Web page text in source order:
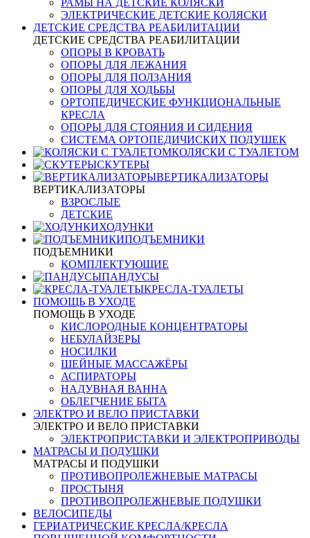
РАМЫ НА ДЕТСКИЕ КОЛЯСКИ
ЭЛЕКТРИЧЕСКИЕ ДЕТСКИЕ КОЛЯСКИ
ДЕТСКИЕ СРЕДСТВА РЕАБИЛИТАЦИИ
ДЕТСКИЕ СРЕДСТВА РЕАБИЛИТАЦИИ
ОПОРЫ В КРОВАТЬ
ОПОРЫ ДЛЯ ЛЕЖАНИЯ
ОПОРЫ ДЛЯ ПОЛЗАНИЯ
ОПОРЫ ДЛЯ ХОДЬБЫ
ОРТОПЕДИЧЕСКИЕ ФУНКЦИОНАЛЬНЫЕ
КРЕСЛА
ОПОРЫ ДЛЯ СТОЯНИЯ И СИДЕНИЯ
СИСТЕМА ОРТОПЕДИЧИСКИХ ПОДУШЕК
КОЛЯСКИ С ТУАЛЕТОМ
СКУТЕРЫ
ВЕРТИКАЛИЗАТОРЫ
ВЕРТИКАЛИЗАТОРЫ
ВЗРОСЛЫЕ
ДЕТСКИЕ
ХОДУНКИ
ПОДЪЕМНИКИ
ПОДЪЕМНИКИ
КОМПЛЕКТУЮЩИЕ
ПАНДУСЫ
КРЕСЛА-ТУАЛЕТЫ
ПОМОЩЬ В УХОДЕ
ПОМОЩЬ В УХОДЕ
КИСЛОРОДНЫЕ КОНЦЕНТРАТОРЫ
НЕБУЛАЙЗЕРЫ
НОСИЛКИ
ШЕЙНЫЕ МАССАЖЁРЫ
АСПИРАТОРЫ
НАДУВНАЯ ВАННА
ОБЛЕГЧЕНИЕ БЫТА
ЭЛЕКТРО И ВЕЛО ПРИСТАВКИ
ЭЛЕКТРО И ВЕЛО ПРИСТАВКИ
ЭЛЕКТРОПРИСТАВКИ И ЭЛЕКТРОПРИВОДЫ
МАТРАСЫ И ПОДУШКИ
МАТРАСЫ И ПОДУШКИ
ПРОТИВОПРОЛЕЖНЕВЫЕ МАТРАСЫ
ПРОСТЫНЯ
ПРОТИВОПРОЛЕЖНЕВЫЕ ПОДУШКИ
ВЕЛОСИПЕДЫ
ГЕРИАТРИЧЕСКИЕ КРЕСЛА/КРЕСЛА